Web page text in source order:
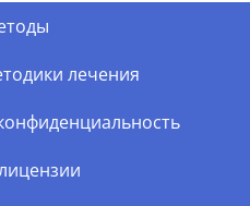
лечения